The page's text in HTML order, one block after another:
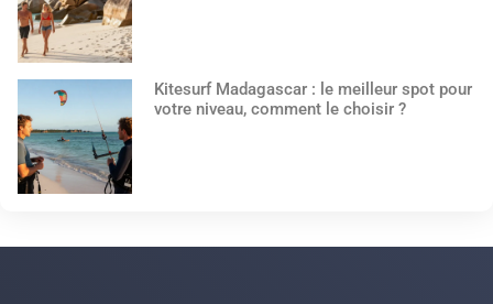
Kitesurf Madagascar : le meilleur spot pour
votre niveau, comment le choisir ?